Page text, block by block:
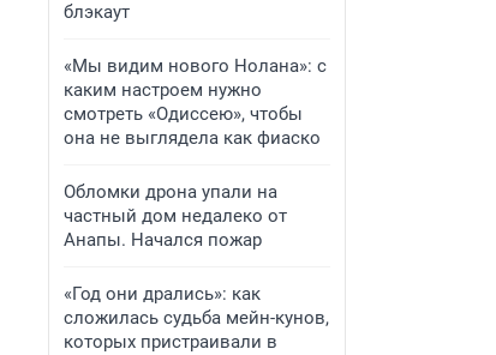
блэкаут
«Мы видим нового Нолана»: с
каким настроем нужно
смотреть «Одиссею», чтобы
она не выглядела как фиаско
Обломки дрона упали на
частный дом недалеко от
Анапы. Начался пожар
«Год они дрались»: как
сложилась судьба мейн-кунов,
которых пристраивали в